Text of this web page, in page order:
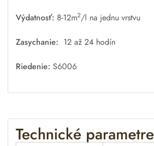
Výdatnosť: 8-12m2/l na jednu vrstvu
Zasychanie: 12 až 24 hodín
Riedenie: S6006
Technické parametre